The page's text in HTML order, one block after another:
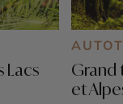
Lacs
Grand
et